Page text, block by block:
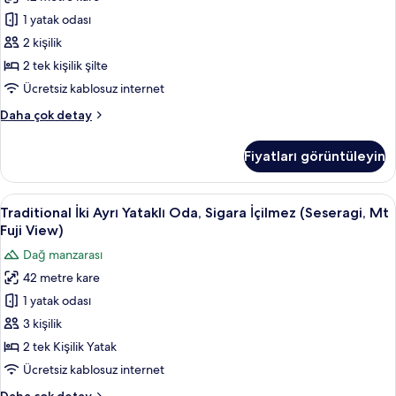
fazla
detay
İçilmez
(Seseragi
Modern
Japanese,
No
View)
için
fotoğrafları
görün
1 yatak odası
2 kişilik
2 tek kişilik şilte
Ücretsiz kablosuz internet
Daha çok detay
Traditional
(Seseragi
Modern
Japanese,
No
View)
hakkında
daha
fazla
detay
Fiyatları görüntüleyin
Traditional
İki
Ayrı
Yataklı
Oda,
Sigara
İçilmez
(Seseragi,
Mt
Traditional İki Ayrı Yataklı Oda,
13
Traditional İki Ayrı Yataklı Oda, Sigara İçilmez (Seseragi, Mt
Fuji View)
Dağ manzarası
42 metre kare
1 yatak odası
3 kişilik
2 tek Kişilik Yatak
Ücretsiz kablosuz internet